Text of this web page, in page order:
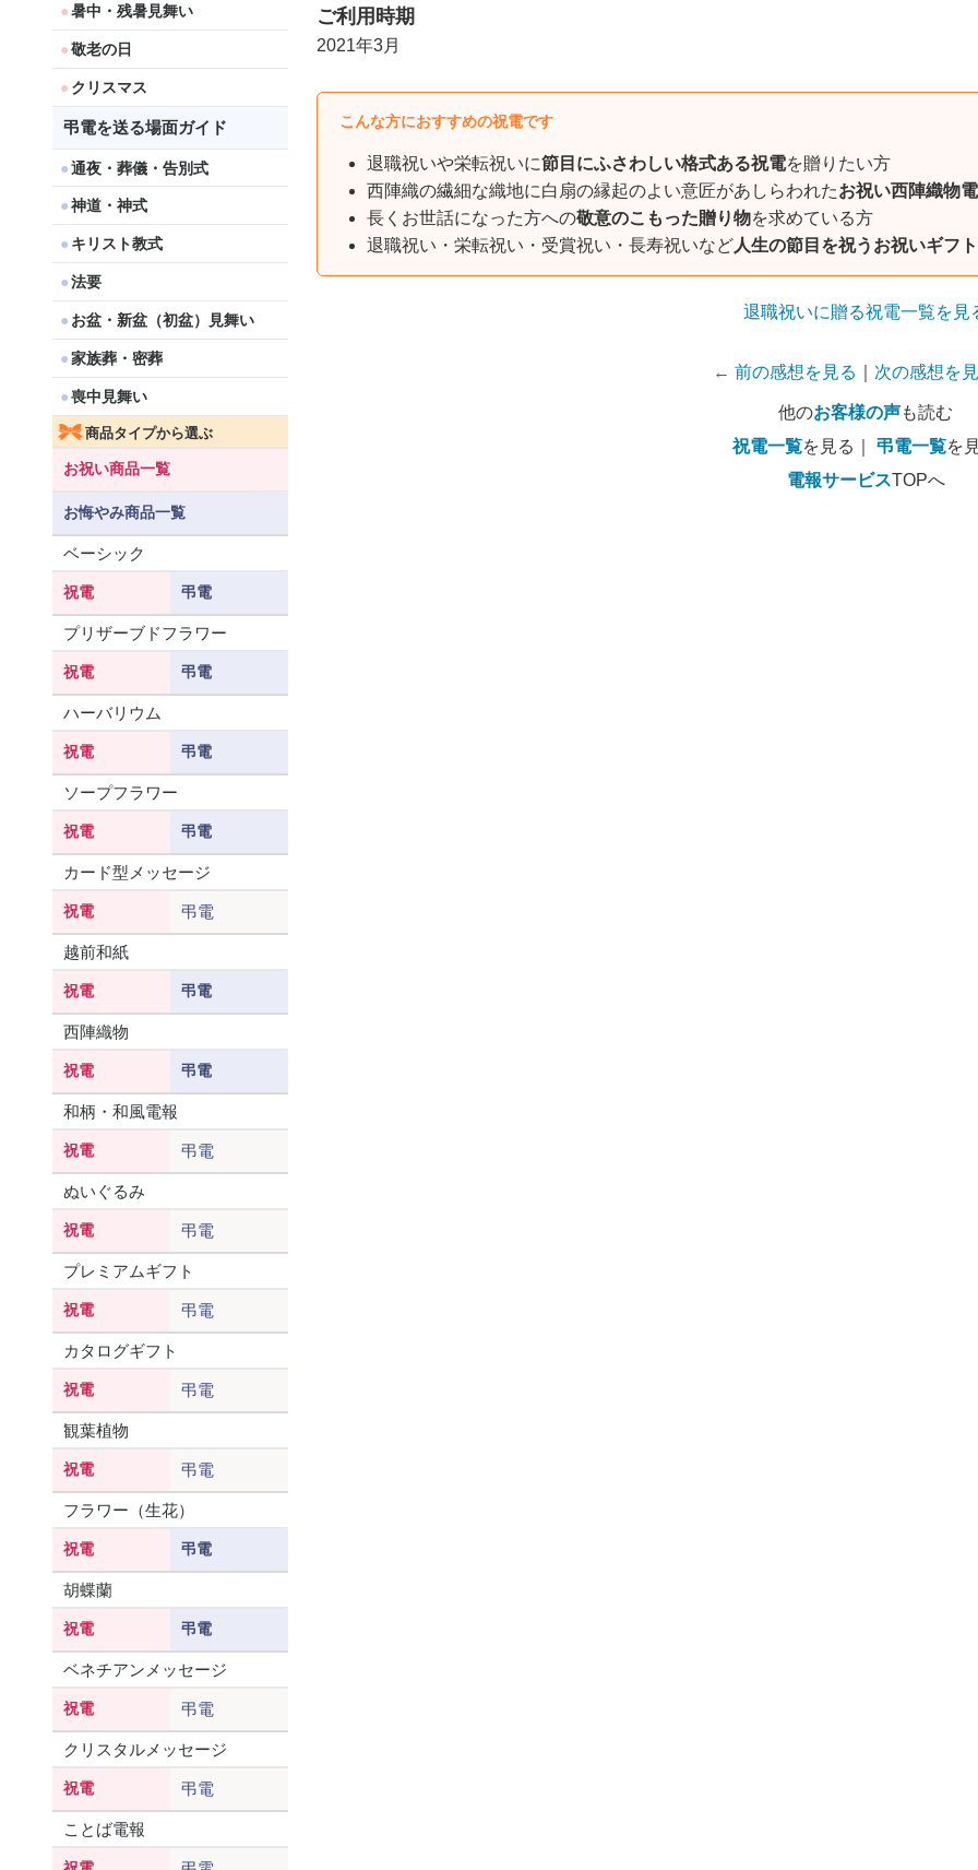
暑中・残暑見舞い
敬老の日
クリスマス
弔電を送る場面ガイド
通夜・葬儀・告別式
神道・神式
キリスト教式
法要
お盆・新盆（初盆）見舞い
家族葬・密葬
喪中見舞い
商品タイプから選ぶ
お祝い商品一覧
お悔やみ商品一覧
ベーシック
祝電 弔電
プリザーブドフラワー
祝電 弔電
ハーバリウム
祝電 弔電
ソープフラワー
祝電 弔電
カード型メッセージ
祝電 弔電
越前和紙
祝電 弔電
西陣織物
祝電 弔電
和柄・和風電報
祝電 弔電
ぬいぐるみ
祝電 弔電
プレミアムギフト
祝電 弔電
カタログギフト
祝電 弔電
観葉植物
祝電 弔電
フラワー（生花）
祝電 弔電
胡蝶蘭
祝電 弔電
ベネチアンメッセージ
祝電 弔電
クリスタルメッセージ
祝電 弔電
ことば電報
ご利用時期
2021年3月
こんな方におすすめの祝電です
退職祝いや栄転祝いに節目にふさわしい格式ある祝電を贈りたい方
西陣織の繊細な織地に白扇の縁起のよい意匠があしらわれたお祝い西陣織物
長くお世話になった方への敬意のこもった贈り物を求めている方
退職祝い・栄転祝い・受賞祝い・長寿祝いなど人生の節目を祝うお祝いギフト
退職祝いに贈る祝電一覧を見
← 前の感想を見る 次の感想を
他のお客様の声も読む
祝電一覧を見る｜ 弔電一覧を
電報サービスTOPへ